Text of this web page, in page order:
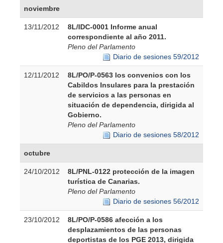
noviembre
13/11/2012
8L/IDC-0001 Informe anual
correspondiente al año 2011.
Pleno del Parlamento
Diario de sesiones 59/2012
12/11/2012
8L/PO/P-0563 los convenios con los
Cabildos Insulares para la prestación
de servicios a las personas en
situación de dependencia, dirigida al
Gobierno.
Pleno del Parlamento
Diario de sesiones 58/2012
octubre
24/10/2012
8L/PNL-0122 protección de la imagen
turística de Canarias.
Pleno del Parlamento
Diario de sesiones 56/2012
23/10/2012
8L/PO/P-0586 afección a los
desplazamientos de las personas
deportistas de los PGE 2013, dirigida